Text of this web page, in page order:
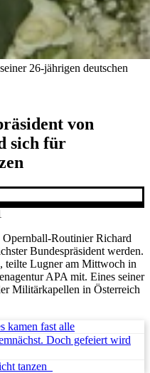
26-jährigen deutschen
von
sich für
Routinier Richard
Bundespräsident werden.
teilte Lugner am Mittwoch in
APA mit. Eines seiner
Militärkapellen in Österreich
kamen fast alle
Doch gefeiert wird
tanzen